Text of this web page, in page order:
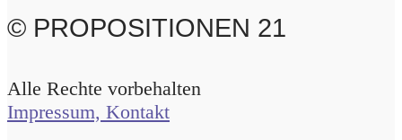
© PROPOSITIONEN 21
Alle Rechte vorbehalten
Impressum, Kontakt